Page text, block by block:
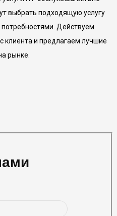
выбрать подходящую услугу
потребностями. Действуем
клиента и предлагаем лучшие
рынке.